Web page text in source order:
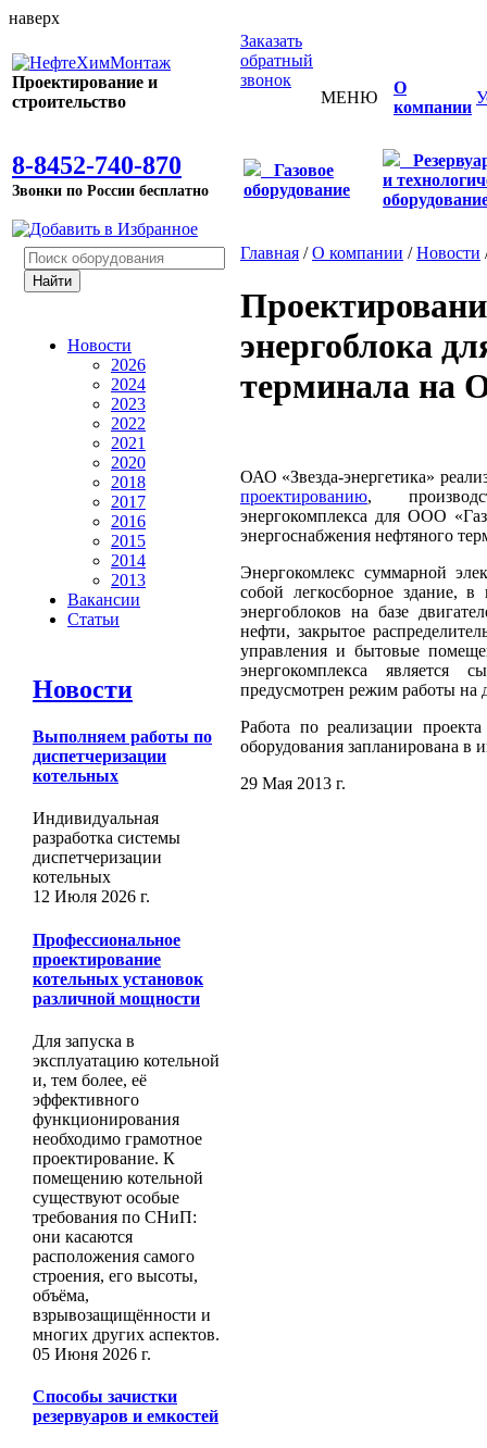
наверх
Проектирование и
строительство
8-8452-740-870
Звонки по России бесплатно
Заказать
обратный
звонок
МЕНЮ
О
компании
Газовое
оборудование
и
Новости
2026
2024
2023
2022
2021
2020
2018
2017
2016
2015
2014
2013
Вакансии
Статьи
Новости
Выполняем работы по
диспетчеризации
котельных
Индивидуальная
разработка системы
диспетчеризации
котельных
12 Июля 2026 г.
Профессиональное
проектирование
котельных установок
различной мощности
Для запуска в
эксплуатацию котельной
и, тем более, её
эффективного
функционирования
необходимо грамотное
проектирование. К
помещению котельной
существуют особые
требования по СНиП:
они касаются
расположения самого
строения, его высоты,
объёма,
взрывозащищённости и
многих других аспектов.
05 Июня 2026 г.
Способы зачистки
резервуаров и емкостей
Главная /О компании /Новости
энергоблока
терминала на
ОАО «Звезда-энергетика»
проектированию,
энергокомплекса для ООО
энергоснабжения нефтяного
Энергокомлекс суммарной
собой легкосборное здание,
энергоблоков на базе
нефти, закрытое
управления и бытовые
энергокомплекса
предусмотрен режим работы на
Работа по реализации
оборудования запланирована в
29 Мая 2013 г.